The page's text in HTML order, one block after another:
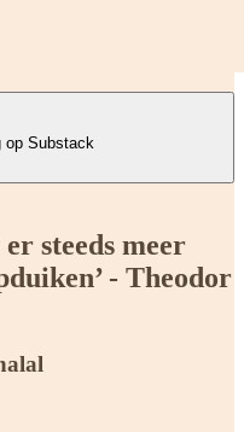
op Substack
steeds meer
- Theodor